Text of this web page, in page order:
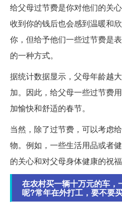
给父母过节费是你对他们的关
收到你的钱后也会感到温暖和
你，但给予他们一些过节费是
的一种方式。
据统计数据显示，父母年龄越
加。因此，给父母一些过节费
加愉快和舒适的春节。
当然，除了过节费，可以考虑
物。例如，一些生活用品或者
的关心和对父母身体健康的祝福
在农村买一辆十万元的车，
呢?常年在外打工，要不要